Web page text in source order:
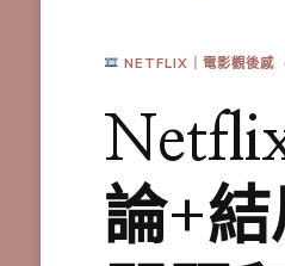
NETFLIX｜電影觀後感
論+結